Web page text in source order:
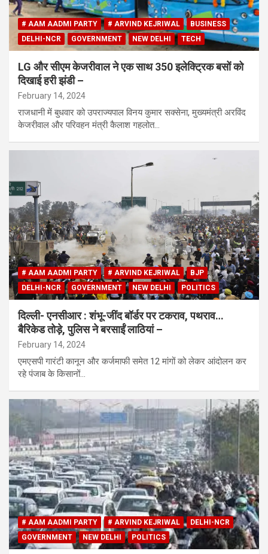
# AAM AADMI PARTY # ARVIND KEJRIWAL
BUSINESS
DELHI-NCR
GOVERNMENT NEW DELHI TECH
LG और सीएम केजरीवाल ने एक साथ 350 इलेक्ट्रिक बसों को
दिखाई हरी झंडी –
February 14, 2024
राजधानी में बुधवार को उपराज्यपाल विनय कुमार सक्सेना, मुख्यमंत्री अरविंद
केजरीवाल और परिवहन मंत्री कैलाश गहलोत…
# AAM AADMI PARTY # ARVIND KEJRIWAL
BJP
DELHI-NCR
GOVERNMENT NEW DELHI POLITICS
दिल्ली- एनसीआर : शंभू-जींद बॉर्डर पर टकराव, पथराव…
बैरिकेड तोड़े, पुलिस ने बरसाईं लाठियां –
February 14, 2024
एमएसपी गारंटी कानून और कर्जमाफी समेत 12 मांगों को लेकर आंदोलन कर
रहे पंजाब के किसानों…
# AAM AADMI PARTY # ARVIND KEJRIWAL
DELHI-NCR
GOVERNMENT
NEW DELHI POLITICS